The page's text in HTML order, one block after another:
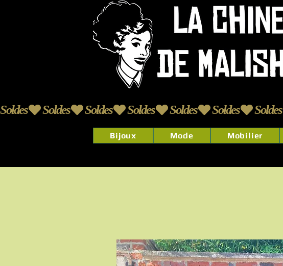
Soldes
Bijoux Mode Mobilier